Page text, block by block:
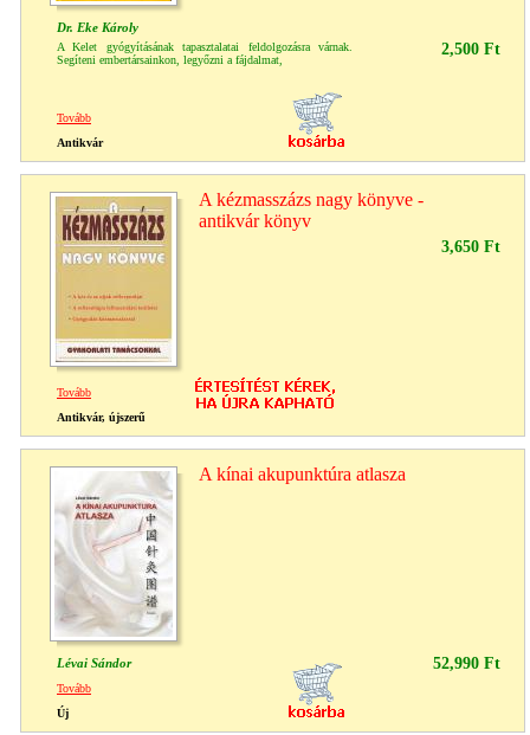
Dr. Eke Károly
A Kelet gyógyításának tapasztalatai feldolgozásra várnak.
Segíteni embertársainkon, legyőzni a fájdalmat,
2,500 Ft
Tovább
Antikvár
A kézmasszázs nagy könyve -
antikvár könyv
3,650 Ft
Tovább
Antikvár, újszerű
A kínai akupunktúra atlasza
Lévai Sándor 52,990 Ft
Tovább
Új